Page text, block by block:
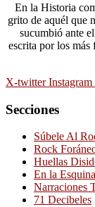
En la Historia
grito de aquél que
sucumbió ante
escrita por los
X-twitter Instagram
Secciones
Súbele Al
Rock
Huellas
En la Esquina
Narraciones
71 Decibeles